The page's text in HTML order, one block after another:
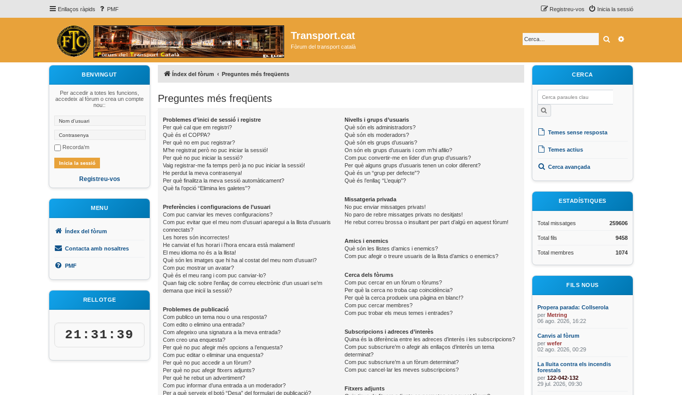
Enllaços ràpids PMF Inicia la sessió
Registreu-vos
Transport.cat
Fòrum del transport català
Cerca
BENVINGUT
Per accedir a totes les funcions,
accedeix al fòrum o crea un compte
nou::
Recorda’m
Registreu-vos
MENU
Índex del fòrum
Contacta amb nosaltres
PMF
RELLOTGE
21:31:40
Índex del fòrum Preguntes més freqüents
Preguntes més freqüents
Problemes d’inici de sessió i registre
Per què cal que em registri?
Què és el COPPA?
Per què no em puc registrar?
M’he registrat però no puc iniciar la sessió!
Per què no puc iniciar la sessió?
Vaig registrar-me fa temps però ja no puc iniciar la sessió!
He perdut la meva contrasenya!
Per què finalitza la meva sessió automàticament?
Què fa l’opció “Elimina les galetes”?
Preferències i configuracions de l’usuari
Com puc canviar les meves configuracions?
Com puc evitar que el meu nom d’usuari aparegui a la llista d’usuaris
connectats?
Les hores són incorrectes!
He canviat el fus horari i l’hora encara està malament!
El meu idioma no és a la llista!
Què són les imatges que hi ha al costat del meu nom d’usuari?
Com puc mostrar un avatar?
Què és el meu rang i com puc canviar-lo?
Quan faig clic sobre l’enllaç de correu electrònic d’un usuari se’m
demana que iniciï la sessió?
Problemes de publicació
Com publico un tema nou o una resposta?
Com edito o elimino una entrada?
Com afegeixo una signatura a la meva entrada?
Com creo una enquesta?
Per què no puc afegir més opcions a l’enquesta?
Com puc editar o eliminar una enquesta?
Per què no puc accedir a un fòrum?
Per què no puc afegir fitxers adjunts?
Per què he rebut un advertiment?
Com puc informar d’una entrada a un moderador?
Per a què serveix el botó “Desa” del formulari de publicació?
Nivells i grups d’usuaris
Què són els administradors?
Què són els moderadors?
Què són els grups d’usuaris?
On són els grups d’usuaris i com m’hi afilio?
Com puc convertir-me en líder d’un grup d’usuaris?
Per què alguns grups d’usuaris tenen un color diferent?
Què és un “grup per defecte”?
Què és l’enllaç “L’equip”?
Missatgeria privada
No puc enviar missatges privats!
No paro de rebre missatges privats no desitjats!
He rebut correu brossa o insultant per part d’algú en aquest fòrum!
Amics i enemics
Què són les llistes d’amics i enemics?
Com puc afegir o treure usuaris de la llista d’amics o enemics?
Cerca dels fòrums
Com puc cercar en un fòrum o fòrums?
Per què la cerca no troba cap coincidència?
Per què la cerca produeix una pàgina en blanc!?
Com puc cercar membres?
Com puc trobar els meus temes i entrades?
Subscripcions i adreces d’interès
Quina és la diferència entre les adreces d’interès i les subscripcions?
Com puc subscriure’m o afegir als enllaços d’interès un tema
determinat?
Com puc subscriure’m a un fòrum determinat?
Com puc cancel·lar les meves subscripcions?
Fitxers adjunts
CERCA
Temes sense resposta
Temes actius
Cerca avançada
ESTADÍSTIQUES
Total missatges 259606
Total fils 9458
Total membres 1074
FILS NOUS
Propera parada: Collserola
per Metring
06 ago. 2026, 16:22
Canvis al fòrum
per wefer
02 ago. 2026, 00:29
La lluita contra els incendis
forestals
per 122-042-132
29 jul. 2026, 09:30